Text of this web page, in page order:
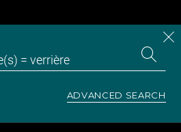
ADVANCED SEARCH